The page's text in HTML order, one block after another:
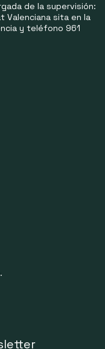
de la supervisión:
Valenciana sita en la
y teléfono 961